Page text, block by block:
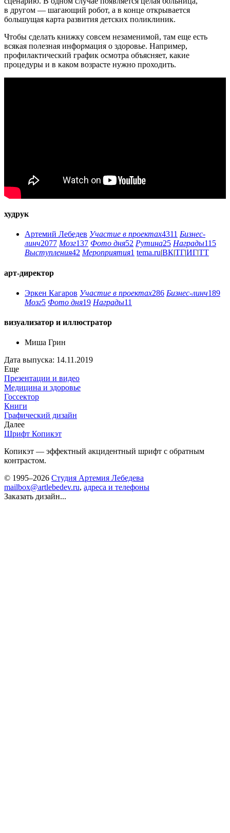
в другом — шагающий робот, а в конце открывается
большущая карта развития детских поликлиник.
Чтобы сделать книжку совсем незаменимой, там еще есть
всякая полезная информация о здоровье. Например,
профилактический график осмотра объясняет, какие
процедуры и в каком возрасте нужно проходить.
худрук
Артемий Лебедев Участие в проектах4311 Бизнес-
линч2077 Мозг137 Фото дня52 Рутина25 Награды115
Выступления42 Мероприятия1 tema.ru|ВК|ТГ|ИГ|ТТ
арт-директор
Эркен Кагаров Участие в проектах286 Бизнес-линч189
Мозг5 Фото дня19 Награды11
визуализатор и иллюстратор
Миша Грин
Дата выпуска: 14.11.2019
Еще
Презентации и видео
Медицина и здоровье
Госсектор
Книги
Графический дизайн
Далее
Шрифт Копикэт
Копикэт — эффектный акцидентный шрифт с обратным
контрастом.
© 1995–2026 Студия Артемия Лебедева
mailbox@artlebedev.ru, адреса и телефоны
Заказать дизайн...